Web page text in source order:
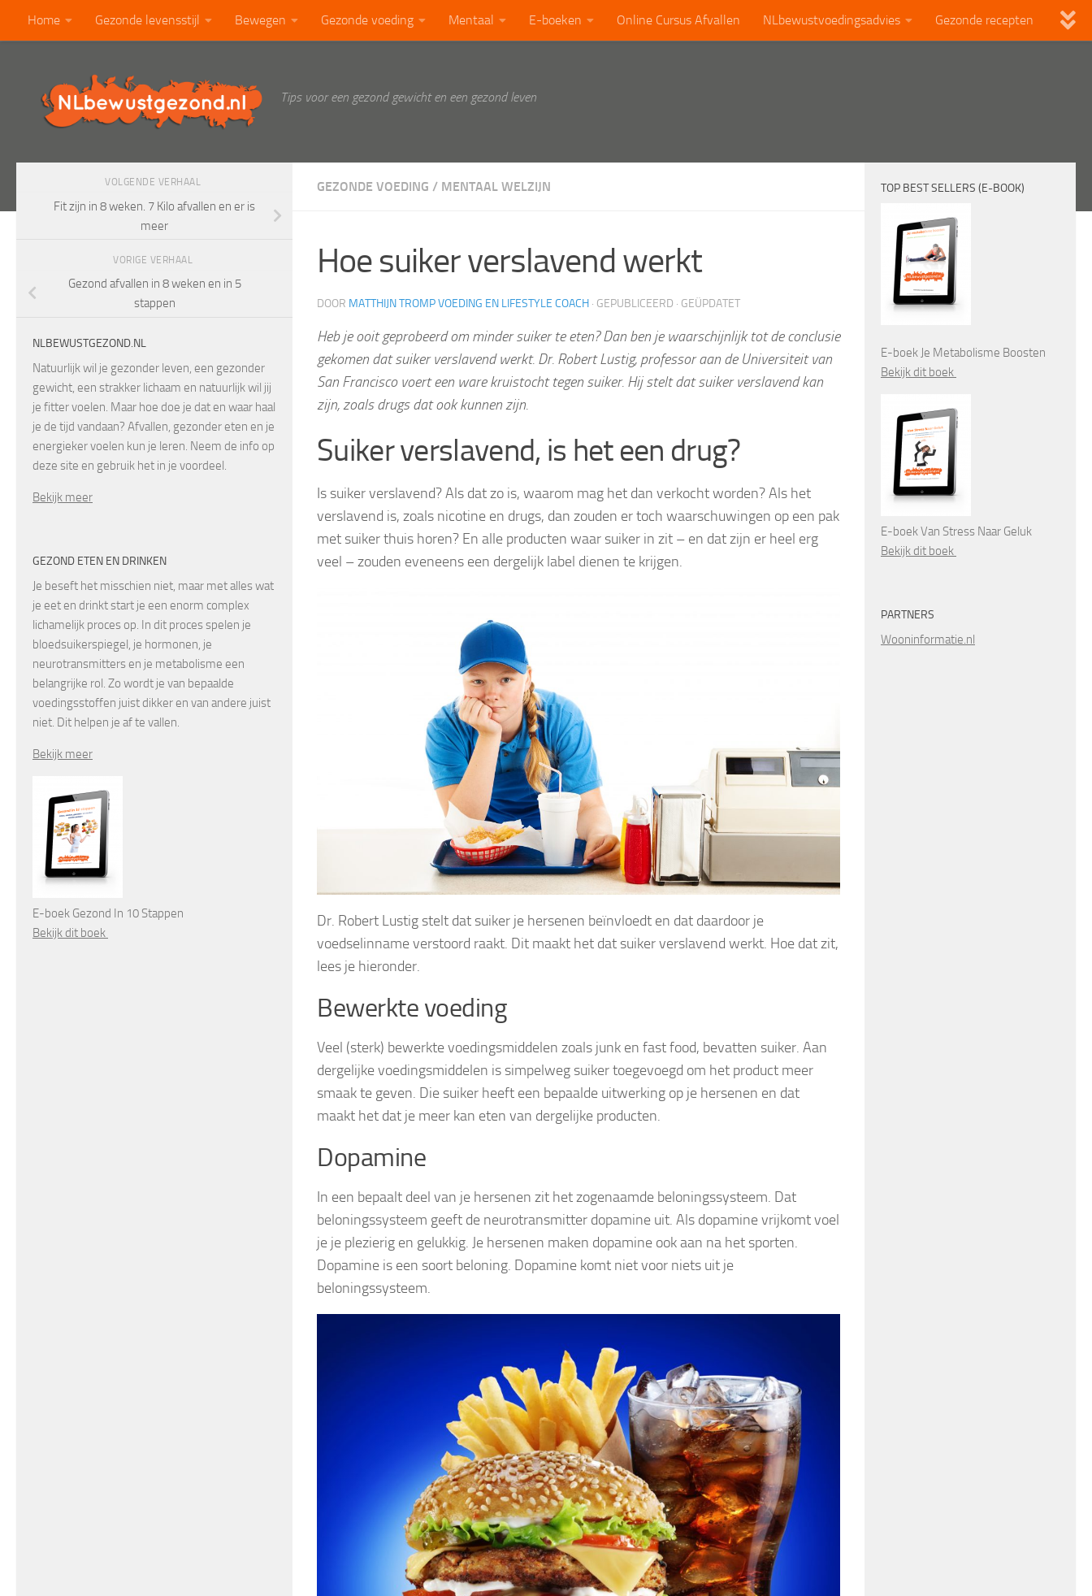
Doorgaan naar inhoud
Home Gezonde levensstijl Bewegen Gezonde voeding Mentaal E-boeken Online Cursus Afvallen NLbewustvoedingsadvies Gezonde recepten
Tips voor een gezond gewicht en een gezond leven
GEZONDE VOEDING / MENTAAL WELZIJN
Hoe suiker verslavend werkt
DOOR MATTHIJN TROMP VOEDING EN LIFESTYLE COACH · GEPUBLICEERD · GEÜPDATET
Heb je ooit geprobeerd om minder suiker te eten? Dan ben je waarschijnlijk tot de conclusie
gekomen dat suiker verslavend werkt. Dr. Robert Lustig, professor aan de Universiteit van
San Francisco voert een ware kruistocht tegen suiker. Hij stelt dat suiker verslavend kan
zijn, zoals drugs dat ook kunnen zijn.
Suiker verslavend, is het een drug?
Is suiker verslavend? Als dat zo is, waarom mag het dan verkocht worden? Als het
verslavend is, zoals nicotine en drugs, dan zouden er toch waarschuwingen op een pak
met suiker thuis horen? En alle producten waar suiker in zit – en dat zijn er heel erg
veel – zouden eveneens een dergelijk label dienen te krijgen.
Dr. Robert Lustig stelt dat suiker je hersenen beïnvloedt en dat daardoor je
voedselinname verstoord raakt. Dit maakt het dat suiker verslavend werkt. Hoe dat zit,
lees je hieronder.
Bewerkte voeding
Veel (sterk) bewerkte voedingsmiddelen zoals junk en fast food, bevatten suiker. Aan
dergelijke voedingsmiddelen is simpelweg suiker toegevoegd om het product meer
smaak te geven. Die suiker heeft een bepaalde uitwerking op je hersenen en dat
maakt het dat je meer kan eten van dergelijke producten.
Dopamine
In een bepaalt deel van je hersenen zit het zogenaamde beloningssysteem. Dat
beloningssysteem geeft de neurotransmitter dopamine uit. Als dopamine vrijkomt voel
je je plezierig en gelukkig. Je hersenen maken dopamine ook aan na het sporten.
Dopamine is een soort beloning. Dopamine komt niet voor niets uit je
beloningssysteem.
VOLGENDE VERHAAL
Fit zijn in 8 weken. 7 Kilo afvallen en er is
meer
VORIGE VERHAAL
Gezond afvallen in 8 weken en in 5
stappen
NLBEWUSTGEZOND.NL
Natuurlijk wil je gezonder leven, een gezonder
gewicht, een strakker lichaam en natuurlijk wil jij
je fitter voelen. Maar hoe doe je dat en waar haal
je de tijd vandaan? Afvallen, gezonder eten en je
energieker voelen kun je leren. Neem de info op
deze site en gebruik het in je voordeel.
Bekijk meer
GEZOND ETEN EN DRINKEN
Je beseft het misschien niet, maar met alles wat
je eet en drinkt start je een enorm complex
lichamelijk proces op. In dit proces spelen je
bloedsuikerspiegel, je hormonen, je
neurotransmitters en je metabolisme een
belangrijke rol. Zo wordt je van bepaalde
voedingsstoffen juist dikker en van andere juist
niet. Dit helpen je af te vallen.
Bekijk meer
E-boek Gezond In 10 Stappen
Bekijk dit boek
TOP BEST SELLERS (E-BOOK)
E-boek Je Metabolisme Boosten
Bekijk dit boek
E-boek Van Stress Naar Geluk
Bekijk dit boek
PARTNERS
Wooninformatie.nl